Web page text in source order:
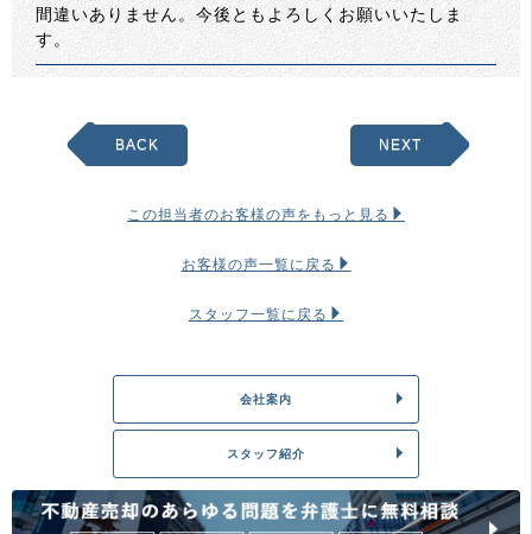
間違いありません。今後ともよろしくお願いいたしま
す。
BACK NEXT
この担当者のお客様の声をもっと見る
お客様の声一覧に戻る
スタッフ一覧に戻る
会社案内
スタッフ紹介